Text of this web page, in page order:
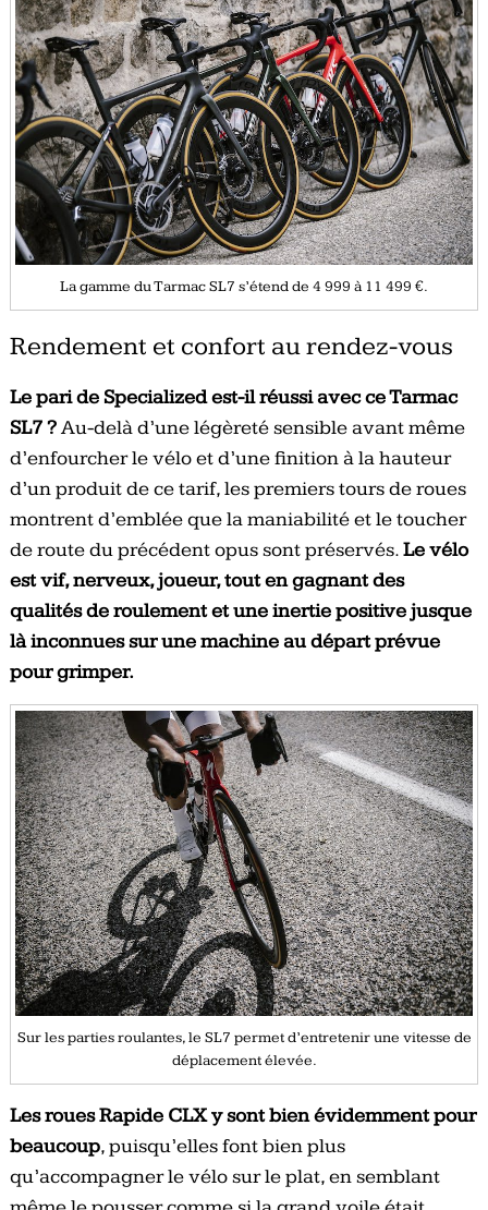
La gamme du Tarmac SL7 s’étend de 4 999 à 11 499 €.
Rendement et confort au rendez-vous
Le pari de Specialized est-il réussi avec ce Tarmac
SL7 ?Au-delà d’une légèreté sensible avant même
d’enfourcher le vélo et d’une finition à la hauteur
d’un produit de ce tarif, les premiers tours de roues
montrent d’emblée que la maniabilité et le toucher
de route du précédent opus sont préservés.Le vélo
est vif, nerveux, joueur, tout en gagnant des
qualités de roulement et une inertie positive jusque
là inconnues sur une machine au départ prévue
pour grimper.
Sur les parties roulantes, le SL7 permet d’entretenir une vitesse de
déplacement élevée.
Les roues Rapide CLX y sont bien évidemment pour
beaucoup, puisqu’elles font bien plus
qu’accompagner le vélo sur le plat, en semblant